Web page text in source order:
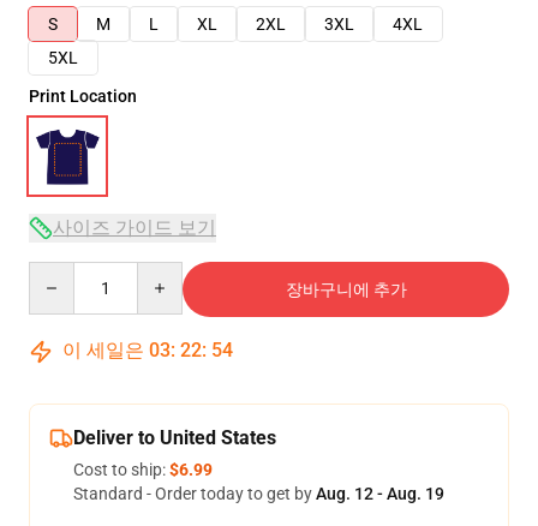
S
M L XL 2XL 3XL
4XL
5XL
Print Location
사이즈 가이드 보기
장바구니에 추가
이 세일은 03: 22: 53
Deliver to United States
Cost to ship:$6.99
Standard - Order today to get byAug. 12 - Aug. 19